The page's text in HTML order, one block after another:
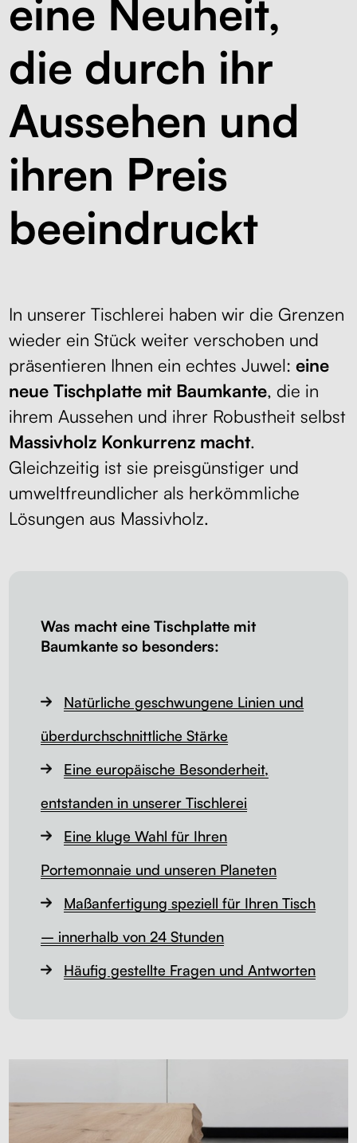
Kabelmanagement
Schubladen
Monitorständer
Tischtrennwände
Rückenlehnen
Kontakt
eine Neuheit,
die durch ihr
Aussehen und
ihren Preis
beeindruckt
In unserer Tischlerei haben wir die Grenzen
wieder ein Stück weiter verschoben und
präsentieren Ihnen ein echtes Juwel:eine
neue Tischplatte mit Baumkante, die in
ihrem Aussehen und ihrer Robustheit selbst
Massivholz Konkurrenz macht.
Gleichzeitig ist sie preisgünstiger und
umweltfreundlicher als herkömmliche
Lösungen aus Massivholz.
Was macht eine Tischplatte mit
Baumkante so besonders:
Natürliche geschwungene Linien und
überdurchschnittliche Stärke
Eine europäische Besonderheit,
entstanden in unserer Tischlerei
Eine kluge Wahl für Ihren
Portemonnaie und unseren Planeten
Maßanfertigung speziell für Ihren Tisch
– innerhalb von 24 Stunden
Häufig gestellte Fragen und Antworten